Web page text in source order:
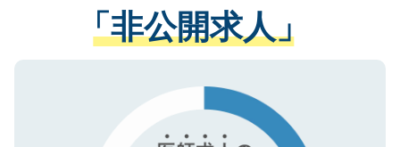
管理基準を満たした事業者のみに付与され
る、プライバシーマークを取得済みです。
で、機密保持に関してもご安心ください。
させていただきます。すぐにご転職をされ
ない方には、長期的なサポートが可能です
ので、まずはご登録ください。
「非公開求人」